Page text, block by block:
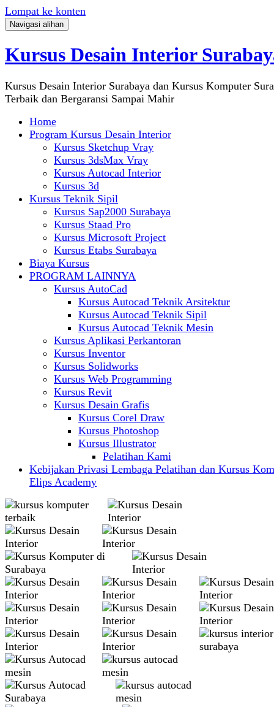
Lompat ke konten
Navigasi alihan
Kursus Desain Interior
Kursus Desain Interior Surabaya dan Kursus Komputer
Terbaik dan Bergaransi Sampai Mahir
Home
Program Kursus Desain Interior
Kursus Sketchup Vray
Kursus 3dsMax Vray
Kursus Autocad Interior
Kursus 3d
Kursus Teknik Sipil
Kursus Sap2000 Surabaya
Kursus Staad Pro
Kursus Microsoft Project
Kursus Etabs Surabaya
Biaya Kursus
PROGRAM LAINNYA
Kursus AutoCad
Kursus Autocad Teknik Arsitektur
Kursus Autocad Teknik Sipil
Kursus Autocad Teknik Mesin
Kursus Aplikasi Perkantoran
Kursus Inventor
Kursus Solidworks
Kursus Web Programming
Kursus Revit
Kursus Desain Grafis
Kursus Corel Draw
Kursus Photoshop
Kursus Illustrator
Pelatihan Kami
Kebijakan Privasi Lembaga Pelatihan dan Kursus
Elips Academy